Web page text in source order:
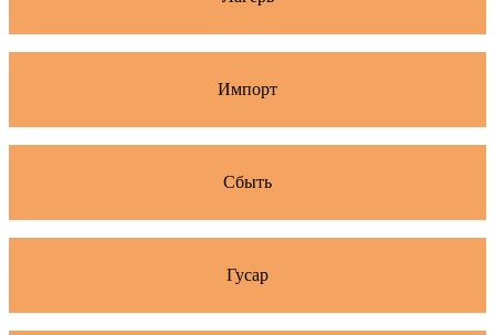
Импорт
Сбыть
Гусар